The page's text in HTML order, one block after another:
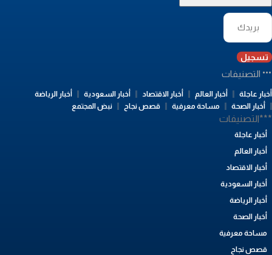
تسجيل
التصنيفات
عاجلة أخبار العالم أخبار الاقتصاد أخبار السعودية
أخبار الرياضة
أخبار الصحة
مساحة معرفية قصص نجاح نبض المجتمع
أخبار عاجلة
أخبار العالم
أخبار الاقتصاد
أخبار السعودية
أخبار الرياضة
أخبار الصحة
مساحة معرفية
قصص نجاح